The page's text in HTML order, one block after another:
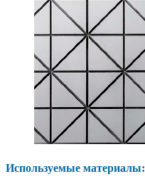
Используемые материалы: